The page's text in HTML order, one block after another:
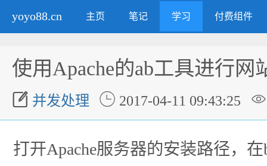
yoyo88.cn 主页 笔记 学习 付费组件
使用Apache的ab工具进行网
 并发处理  2017-04-11 09:43:25 
打开Apache服务器的安装路径，